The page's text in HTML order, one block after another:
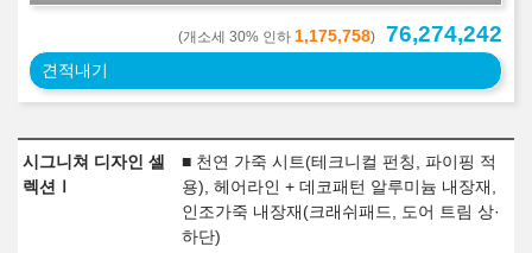
(개소세 30% 인하 1,175,758) 76,274,242
견적내기
시그니쳐 디자인 셀
렉션Ⅰ
■ 천연 가죽 시트(테크니컬 펀칭, 파이핑 적
용), 헤어라인 + 데코패턴 알루미늄 내장재,
인조가죽 내장재(크래쉬패드, 도어 트림 상·
하단)